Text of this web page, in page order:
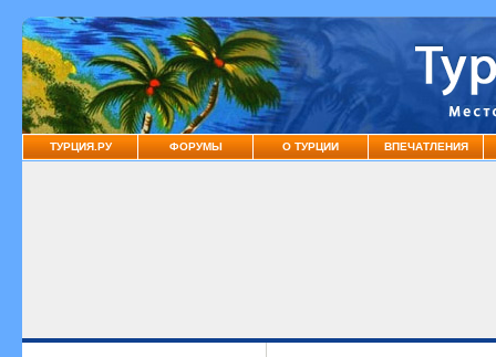
ТУРЦИЯ.РУ ФОРУМЫ О ТУРЦИИ ВПЕЧАТЛЕНИЯ